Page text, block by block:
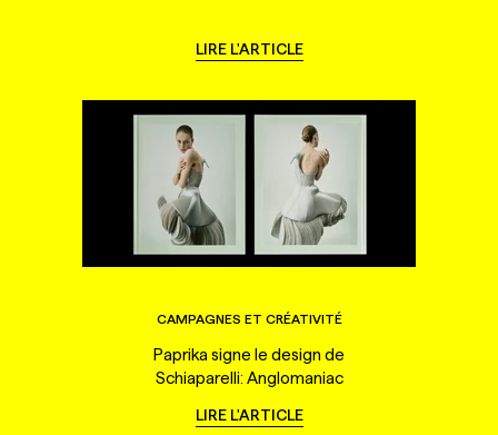
LIRE L'ARTICLE
CAMPAGNES ET CRÉATIVITÉ
Paprika signe le design de
Schiaparelli: Anglomaniac
LIRE L'ARTICLE